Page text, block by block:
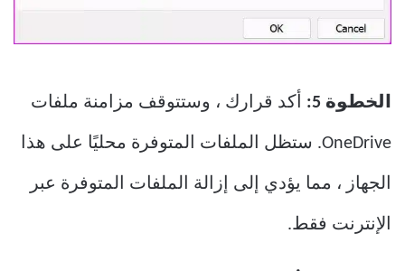
الخطوة 5: أكد قرارك ، وستتوقف مزامنة ملفات
OneDrive. ستظل الملفات المتوفرة محليًا على هذا
الجهاز ، مما يؤدي إلى إزالة الملفات المتوفرة عبر
الإنترنت فقط.